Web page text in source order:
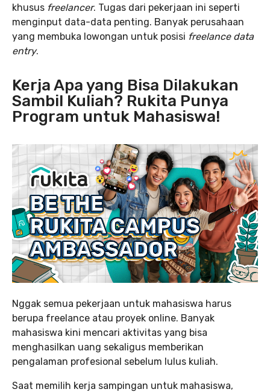
khusus freelancer. Tugas dari pekerjaan ini seperti
menginput data-data penting. Banyak perusahaan
yang membuka lowongan untuk posisi freelance data
entry.
Kerja Apa yang Bisa Dilakukan
Sambil Kuliah? Rukita Punya
Program untuk Mahasiswa!
Nggak semua pekerjaan untuk mahasiswa harus
berupa freelance atau proyek online. Banyak
mahasiswa kini mencari aktivitas yang bisa
menghasilkan uang sekaligus memberikan
pengalaman profesional sebelum lulus kuliah.
Saat memilih kerja sampingan untuk mahasiswa,